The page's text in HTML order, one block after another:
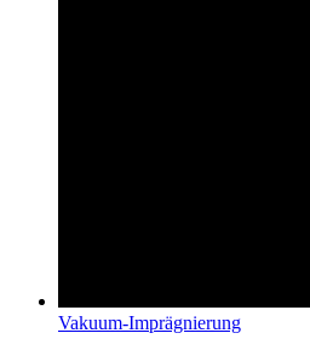
Vakuum-Imprägnierung